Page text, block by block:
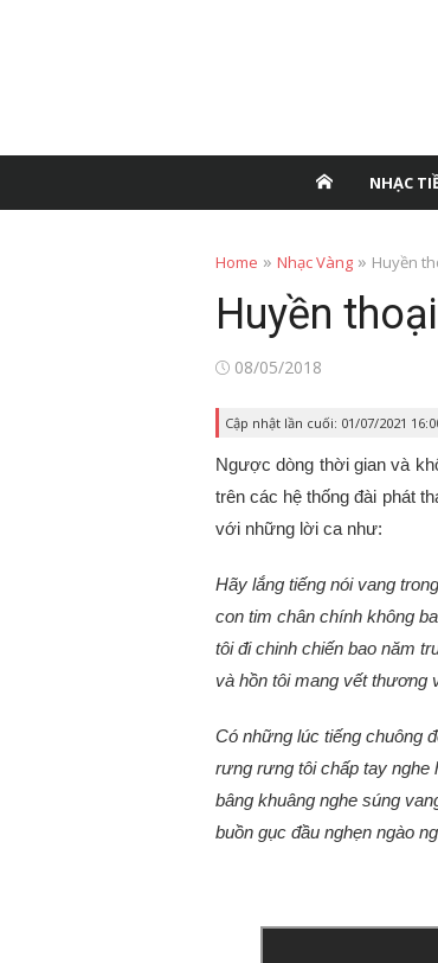
NHẠC
Home » Nhạc Vàng » Huyền
Huyền
Posted
08/05/2018
Cập nhật lần cuối: 01/07/2021
Ngược dòng thời gian và
trên các hệ thống đài phát
với những lời ca như:
Hãy lắng tiếng nói vang
con tim chân chính không
tôi đi chinh chiến bao năm
và hồn tôi mang vết thương
Có những lúc tiếng chuông
rưng rưng tôi chấp tay
bâng khuâng nghe súng
buồn gục đầu nghẹn ngào